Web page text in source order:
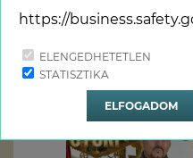
https://
ELENGEDHETETLEN
STATISZTIKA
ELFOGADOM
HELYSZÍN: DEBRECEN - VOKE
HUMORISTÁK: OROSZ GYURI,